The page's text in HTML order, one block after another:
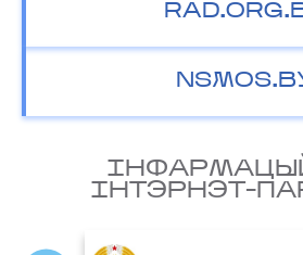
IНТЭРНЭТ-